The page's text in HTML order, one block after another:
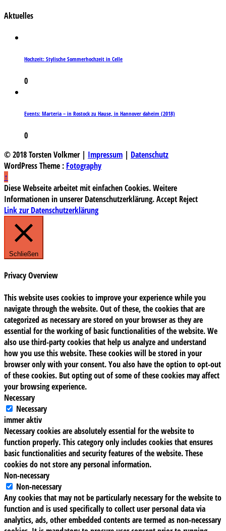
Aktuelles
Hochzeit: Stylische Sommerhochzeit in Celle
0
Events: Marteria – in Rostock zu Hause, in Hannover daheim (2018)
0
© 2018 Torsten Volkmer | Impressum | Datenschutz
WordPress Theme : Fotography
↑
Diese Webseite arbeitet mit einfachen Cookies. Weitere
Informationen in unserer Datenschutzerklärung.Accept Reject
Link zur Datenschutzerklärung
Schließen
Privacy Overview
This website uses cookies to improve your experience while you
navigate through the website. Out of these, the cookies that are
categorized as necessary are stored on your browser as they are
essential for the working of basic functionalities of the website. We
also use third-party cookies that help us analyze and understand
how you use this website. These cookies will be stored in your
browser only with your consent. You also have the option to opt-out
of these cookies. But opting out of some of these cookies may affect
your browsing experience.
Necessary
Necessary
immer aktiv
Necessary cookies are absolutely essential for the website to
function properly. This category only includes cookies that ensures
basic functionalities and security features of the website. These
cookies do not store any personal information.
Non-necessary
Non-necessary
Any cookies that may not be particularly necessary for the website to
function and is used specifically to collect user personal data via
analytics, ads, other embedded contents are termed as non-necessary